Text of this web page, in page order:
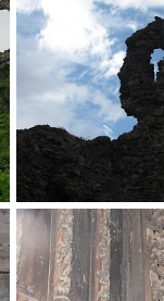
Закарпатье
Нила
30 Май 2015
0
0